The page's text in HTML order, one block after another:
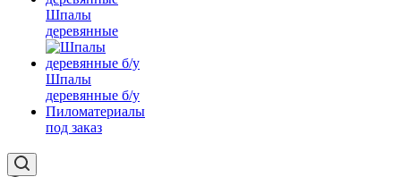
Шпалы
деревянные
Шпалы
деревянные б/у
Пиломатериалы
под заказ